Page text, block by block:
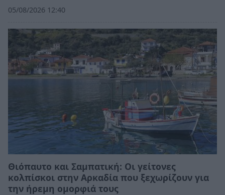
05/08/2026 12:40
Θιόπαυτο και Σαμπατική: Οι γείτονες
κολπίσκοι στην Αρκαδία που ξεχωρίζουν για
την ήρεμη ομορφιά τους